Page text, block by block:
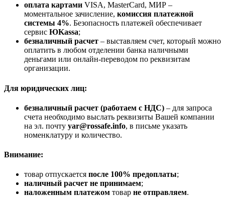
оплата картами VISA, MasterCard, МИР –
моментальное зачисление, комиссия платежной
системы 4%. Безопасность платежей обеспечивает
сервис ЮKassa;
безналичный расчет – выставляем счет, который можно
оплатить в любом отделении банка наличными
деньгами или онлайн-переводом по реквизитам
организации.
Для юридических лиц:
безналичный расчет (работаем с НДС) – для запроса
счета необходимо выслать реквизиты Вашей компании
на эл. почту yar@rossafe.info, в письме указать
номенклатуру и количество.
Внимание:
товар отпускается после 100% предоплаты;
наличный расчет не принимаем;
наложенным платежом товар не отправляем.